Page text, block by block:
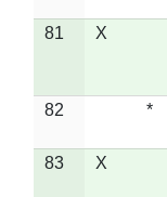
81 X
82 *
83 X